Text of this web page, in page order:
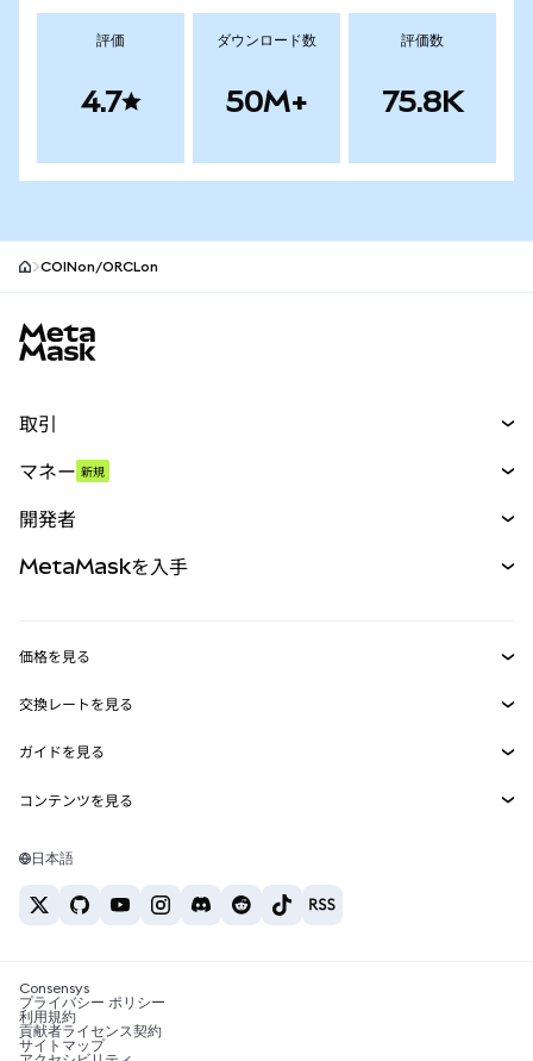
評価
4.7
ダウンロード数
50M+
評価数
75.8K
COINon/ORCLon
取引
パーペチュアル
RWA
マネー 新規
開発者
MetaMask Connect
Snaps
Web3サービス
MetaMaskを入手
セキュリティ
サポート
キャリア
お問い合わせ
価格を見る
イーサリアムの価格
Solanaの価格
Tetherの価格
交換レートを見る
ETH→USD
USDT→INR
BTC→INR
ETH→USDT
ガイドを見る
ETHの購入
USDTの購入
SHIBの購入
BNBの購入
コンテンツを見る
Solanaウォレット
税制関連ニュース
暗号資産の購入方法は？
日本語
Consensys
プライバシー ポリシー
利用規約
貢献者ライセンス契約
サイトマップ